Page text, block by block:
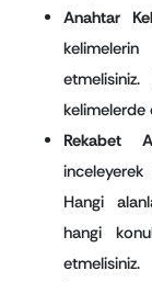
Anahtar
kelimelerde
Rekabet
Hangi
hangi
etmelisiniz.